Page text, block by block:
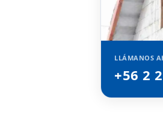
LLÁMANOS
+56 2